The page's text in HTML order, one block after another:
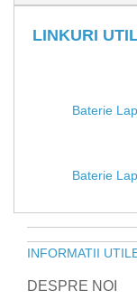
LINKURI
Baterie
Baterie
INFORMATII
DESPRE NOI